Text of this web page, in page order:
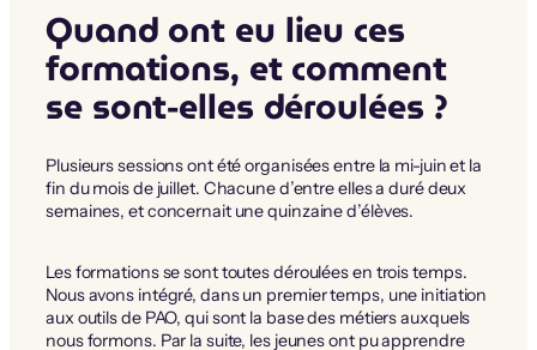
Quand ont eu lieu ces
formations, et comment
se sont-elles déroulées ?
Plusieurs sessions ont été organisées entre la mi-juin et la
fin du mois de juillet. Chacune d’entre elles a duré deux
semaines, et concernait une quinzaine d’élèves.
Les formations se sont toutes déroulées en trois temps.
Nous avons intégré, dans un premier temps, une initiation
aux outils de PAO, qui sont la base des métiers auxquels
nous formons. Par la suite, les jeunes ont pu apprendre